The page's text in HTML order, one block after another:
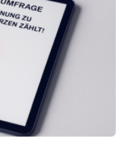
zu niedrig. Zu diesem
des ZEW Mannheim
Frauen unter 30